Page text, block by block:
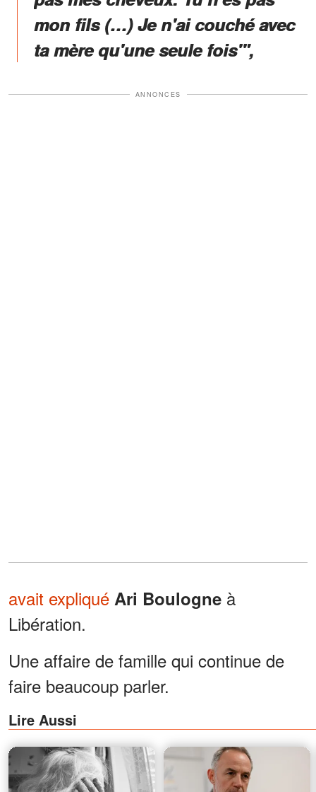
mon fils (…) Je n'ai couché avec
ta mère qu'une seule fois'",
ANNONCES
avait expliqué Ari Boulogne à
Libération.
Une affaire de famille qui continue de
faire beaucoup parler.
Lire Aussi